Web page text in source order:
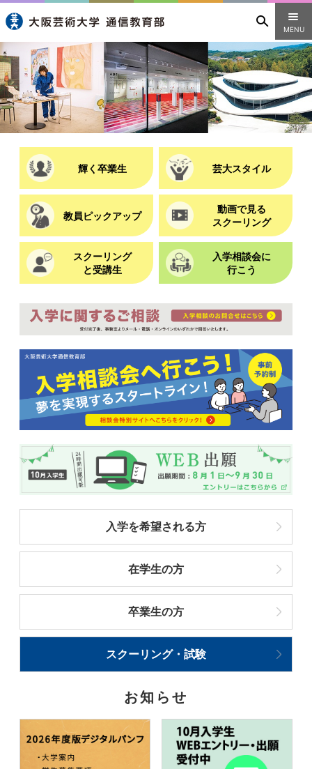
MENU
輝く卒業生 芸大スタイル
教員ピックアップ
動画で見る
スクーリング
スクーリング
と受講生
入学相談会に
行こう
入学を希望される方
在学生の方
卒業生の方
スクーリング・試験
お知らせ